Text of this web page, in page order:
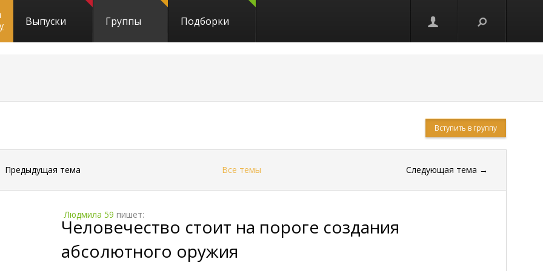
Выпуски Группы Подборки
Вступить в группу
Предыдущая тема Все темы Следующая тема →
Людмила 59 пишет:
Человечество стоит на пороге создания
абсолютного оружия